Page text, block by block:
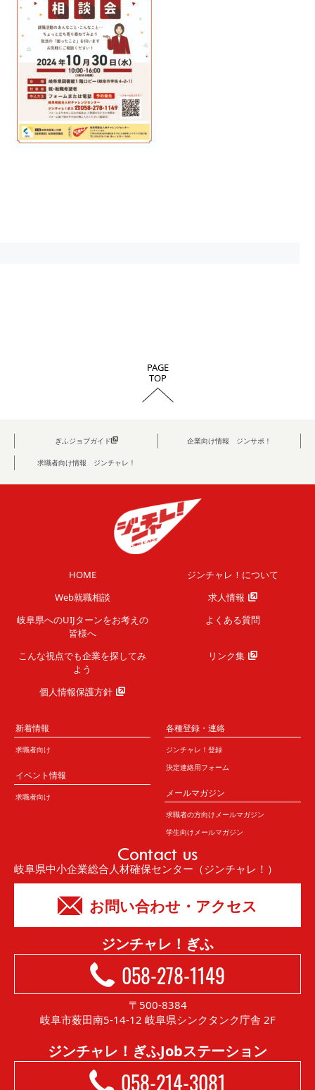
PAGE
TOP
ぎふジョブガイド 企業向け情報 ジンサポ！
求職者向け情報 ジンチャレ！
HOME
ジンチャレ！について
Web就職相談
求人情報
岐阜県へのUIJターンをお考えの
皆様へ
よくある質問
こんな視点でも企業を探してみ
よう
リンク集
個人情報保護方針
新着情報
求職者向け
イベント情報
求職者向け
各種登録・連絡
ジンチャレ！登録
決定連絡用フォーム
メールマガジン
求職者の方向けメールマガジン
学生向けメールマガジン
Contact us
岐阜県中小企業総合人材確保センター（ジンチャレ！）
お問い合わせ・アクセス
ジンチャレ！ぎふ
058-278-1149
〒500-8384
岐阜市薮田南5-14-12 岐阜県シンクタンク庁舎 2F
ジンチャレ！ぎふJobステーション
058-214-3081